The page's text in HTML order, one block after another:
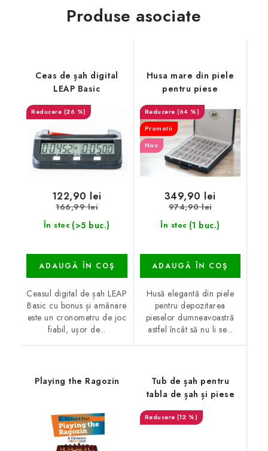
Produse asociate
Ceas de șah digital
LEAP Basic
(26 %)
În stoc (>5 buc.)
122,90 lei
166,99 lei
ADAUGĂ ÎN COŞ
Ceasul digital de șah LEAP
Basic cu bonus și amânare
este un cronometru de joc
fiabil, ușor de...
Husa mare din piele
pentru piese
(64 %)
Promotii
Nou
În stoc (1 buc.)
349,90 lei
974,90 lei
ADAUGĂ ÎN COŞ
Husă elegantă din piele
pentru depozitarea
pieselor dumneavoastră
astfel încât să nu li se...
Playing the Ragozin
Tub de șah pentru
tabla de șah și piese
(12 %)